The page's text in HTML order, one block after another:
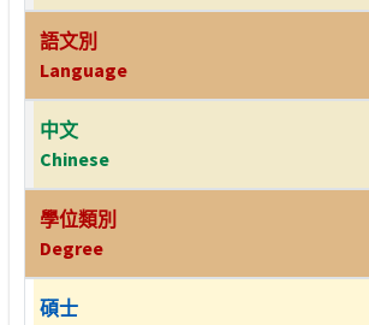
語文別
Language
中文
Chinese
學位類別
Degree
碩士